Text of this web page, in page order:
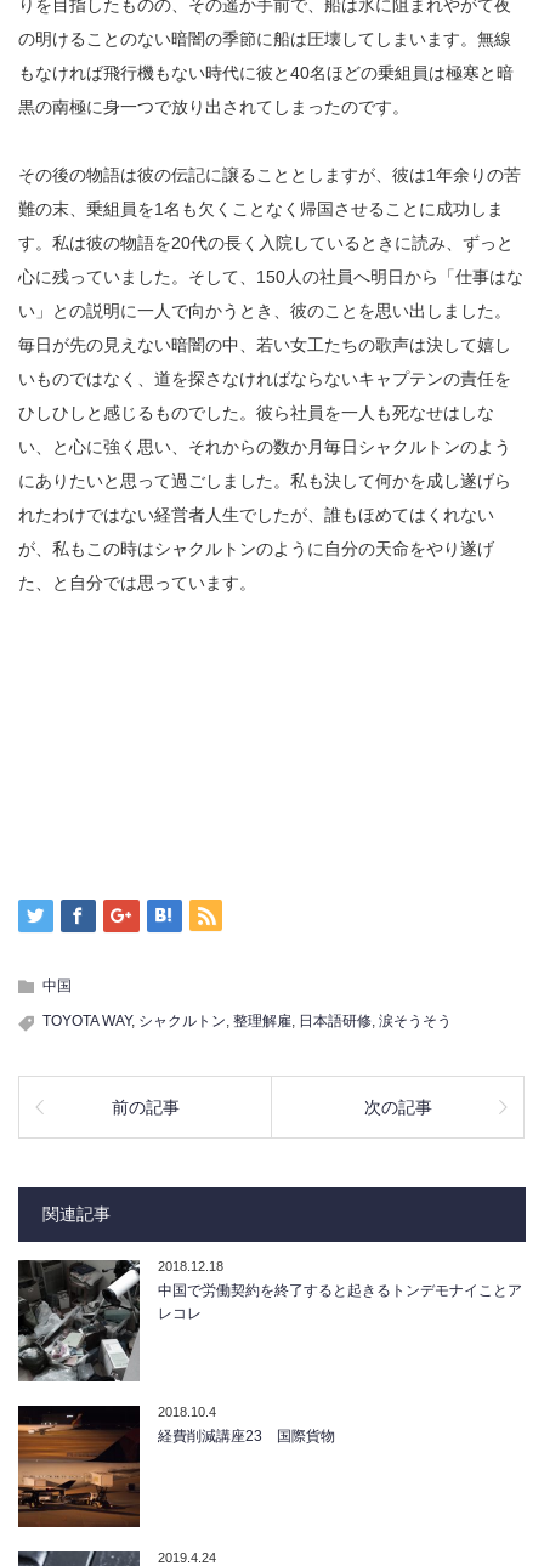
りを目指したものの、その遥か手前で、船は氷に阻まれやがて夜
の明けることのない暗闇の季節に船は圧壊してしまいます。無線
もなければ飛行機もない時代に彼と40名ほどの乗組員は極寒と暗
黒の南極に身一つで放り出されてしまったのです。
その後の物語は彼の伝記に譲ることとしますが、彼は1年余りの苦
難の末、乗組員を1名も欠くことなく帰国させることに成功しま
す。私は彼の物語を20代の長く入院しているときに読み、ずっと
心に残っていました。そして、150人の社員へ明日から「仕事はな
い」との説明に一人で向かうとき、彼のことを思い出しました。
毎日が先の見えない暗闇の中、若い女工たちの歌声は決して嬉し
いものではなく、道を探さなければならないキャプテンの責任を
ひしひしと感じるものでした。 彼ら社員を一人も死なせはしな
い、と心に強く思い、それからの数か月毎日シャクルトンのよう
にありたいと思って過ごしました。私も決して何かを成し遂げら
れたわけではない経営者人生でしたが、誰もほめてはくれない
が、私もこの時はシャクルトンのように自分の天命をやり遂げ
た、と自分では思っています。
中国
TOYOTA WAY, シャクルトン 整理解雇 日本語研修 涙そうそう
前の記事 次の記事
関連記事
2018.12.18
中国で労働契約を終了すると起きるトンデモナイことア
レコレ
2018.10.4
経費削減講座23 国際貨物
2019.4.24